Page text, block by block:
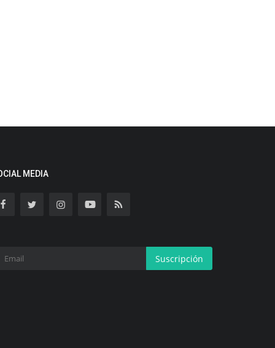
MEDIA
Suscripción